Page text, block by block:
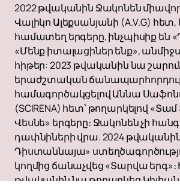
2022 թվականին Ջակոնեն
Վալիկո Ալեքսանյանի (A.V.G)
համատեղ երգերը, ինչպիսիք են
«Մենք իտալացիներ ենք»,
հիթեր: 2023 թվականին նա
երաժշտական
համագործակցելով Աննա
(SCIRENA) հետ՝ թողարկելով
Վեսնե» երգերը։ Ջակոնեն չի
դափնիների վրա. 2024
Դիստաննայա»
կողմից ճանաչվեց «Տարվա երգ»։
թվականին նա թողարկեց